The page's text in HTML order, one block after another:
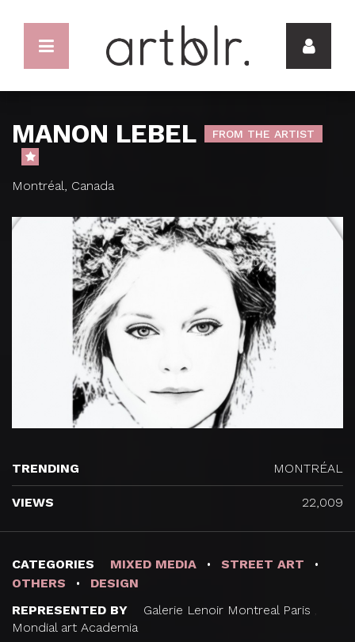
MANON LEBEL FROM THE ARTIST
Montréal, Canada
CATEGORIES MIXED MEDIA
STREET ART
OTHERS
DESIGN
REPRESENTED BY
Galerie Lenoir Montreal Paris
Mondial art Academia
TRENDING MONTRÉAL
VIEWS 22,009